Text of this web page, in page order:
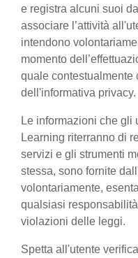
e registra alcuni suoi
associare l’attività
intendono
momento
quale contestualmente
dell'informativa privacy.
Le informazioni che gli
Learning riterranno di
servizi e gli strumenti
stessa, sono fornite
volontariamente,
qualsiasi
violazioni delle leggi.
Spetta all'utente